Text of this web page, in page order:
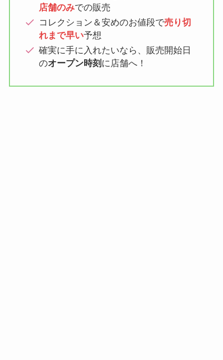
店舗のみでの販売
コレクション＆安めのお値段で売り切
れまで早い予想
確実に手に入れたいなら、販売開始日
のオープン時刻 に店舗へ！